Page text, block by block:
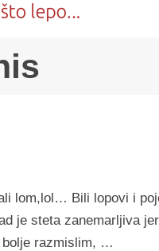
lom,lol… Bili lopovi i
je steta zanemarljiva
bolje razmislim, …